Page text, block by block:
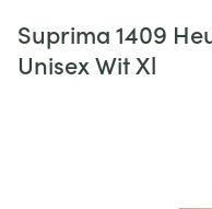
Suprima 1409
Unisex Wit Xl